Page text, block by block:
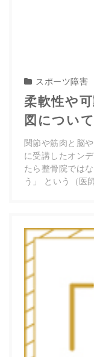
スポーツ障害
柔軟性や
図について
関節や筋肉と脳
に受講したオン
たら整骨院では
う」 という（医